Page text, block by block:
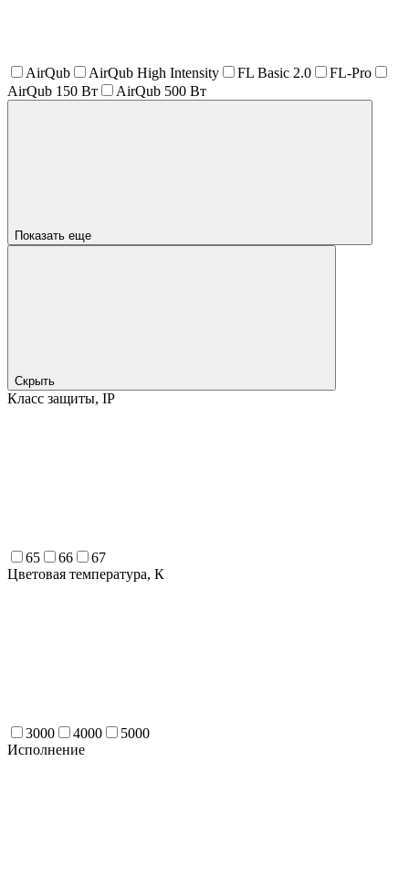
AirQub AirQub High Intensity FL Basic 2.0
FL-Pro
AirQub 150 Вт
AirQub 500 Вт
Показать еще
Скрыть
Класс защиты, IP
65 66
67
Цветовая температура, К
3000 4000
5000
Исполнение